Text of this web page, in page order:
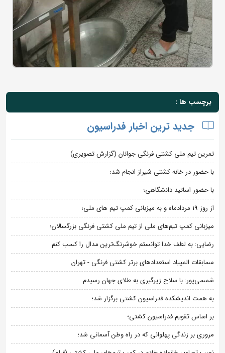
برچسب ها :
جدید ترین اخبار فدراسیون
تمرین تیم ملی کشتی فرنگی جوانان (گزارش تصویری)
با حضور در خانه کشتی شیراز انجام شد؛
با حضور اساتید دانشگاهی؛
از روز 19 مردادماه و به میزبانی کمپ تیم های ملی؛
میزبانی کمپ تیم‌های ملی از تیم ملی کشتی فرنگی بزرگسالان؛
رضایی: به لطف خدا توانستم خوشرنگ‌ترین مدال را کسب کنم
مسابقات المپیاد استعدادهای برتر کشتی فرنگی - تهران
شمسی‌پور: با سلاح زیرگیری به طلای جهان رسیدم
به همت اندیشکده فدراسیون کشتی برگزار شد؛
بر اساس تقویم فدراسیون کشتی؛
مروری بر زندگی پهلوانی که در راه وطن آسمانی شد؛